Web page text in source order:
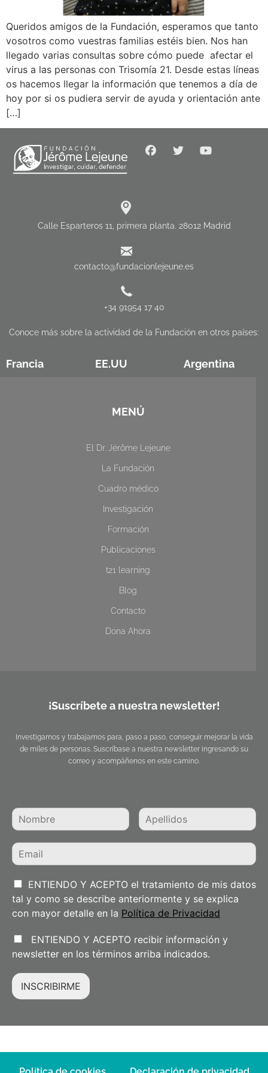
Queridos amigos de la Fundación, esperamos que tanto
vosotros como vuestras familias estéis bien. Nos han
llegado varias consultas sobre cómo puede afectar el
virus a las personas con Trisomía 21. Desde estas líneas
os hacemos llegar la información que tenemos a día de
hoy por si os pudiera servir de ayuda y orientación ante
[…]
Calle Esparteros 11, primera planta. 28012 Madrid
contacto@fundacionlejeune.es
+34 91954 17 40
Conoce más sobre la actividad de la Fundación en otros países:
Francia EE.UU Argentina
MENÚ
El Dr. Jérôme Lejeune
La Fundación
Cuadro médico
Investigación
Formación
Publicaciones
t21 learning
Blog
Contacto
Dona Ahora
¡Suscríbete a nuestra newsletter!
Investigamos y trabajamos para, paso a paso, conseguir mejorar la vida
de miles de personas. Suscríbase a nuestra newsletter ingresando su
correo y acompáñenos en este camino.
ENTIENDO Y ACEPTO el tratamiento de mis datos
tal y como se describe anteriormente y se explica
con mayor detalle en la Política de Privacidad
ENTIENDO Y ACEPTO recibir información y
newsletter en los términos arriba indicados.
INSCRIBIRME